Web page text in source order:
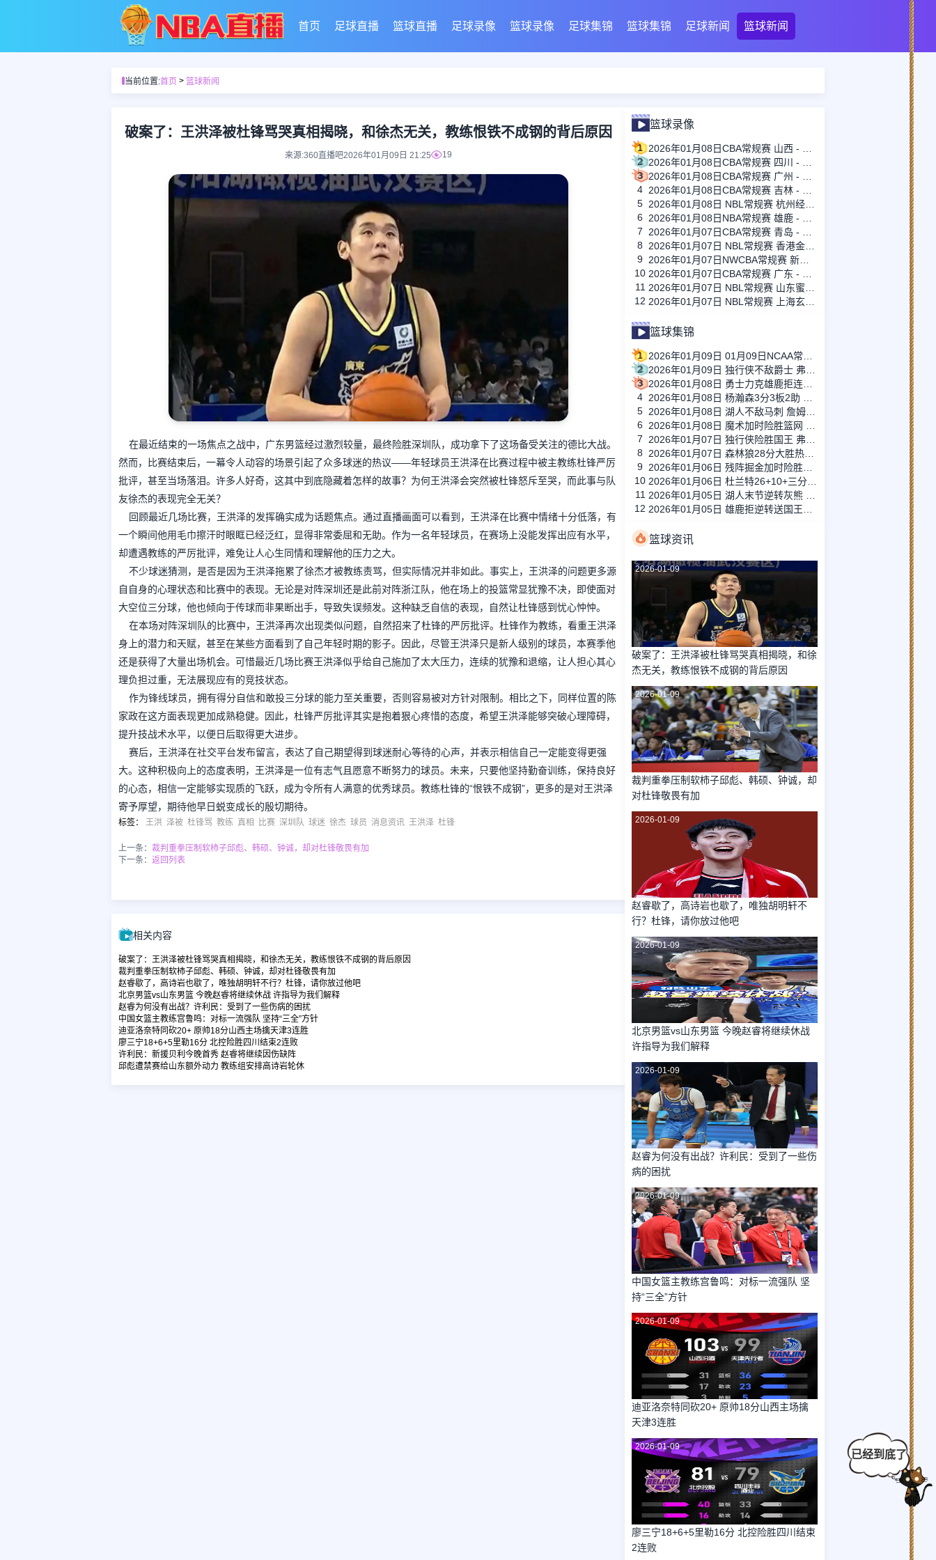
首页 足球直播 篮球直播 足球录像 篮球录像 足球集锦 篮球集锦 足球新闻 篮球新闻
当前位置:首页 > 篮球新闻
破案了：王洪泽被杜锋骂哭真相揭晓，和徐杰无关，教练恨铁不成钢的背后原因
来源:360直播吧2026年01月09日 21:25 19
在最近结束的一场焦点之战中，广东男篮经过激烈较量，最终险胜深圳队，成功拿下了这场备受关注的德比大战。
然而，比赛结束后，一幕令人动容的场景引起了众多球迷的热议——年轻球员王洪泽在比赛过程中被主教练杜锋严厉
批评，甚至当场落泪。许多人好奇，这其中到底隐藏着怎样的故事？为何王洪泽会突然被杜锋怒斥至哭，而此事与队
友徐杰的表现完全无关？
回顾最近几场比赛，王洪泽的发挥确实成为话题焦点。通过直播画面可以看到，王洪泽在比赛中情绪十分低落，有
一个瞬间他用毛巾擦汗时眼眶已经泛红，显得非常委屈和无助。作为一名年轻球员，在赛场上没能发挥出应有水平，
却遭遇教练的严厉批评，难免让人心生同情和理解他的压力之大。
不少球迷猜测，是否是因为王洪泽拖累了徐杰才被教练责骂，但实际情况并非如此。事实上，王洪泽的问题更多源
自自身的心理状态和比赛中的表现。无论是对阵深圳还是此前对阵浙江队，他在场上的投篮常显犹豫不决，即使面对
大空位三分球，他也倾向于传球而非果断出手，导致失误频发。这种缺乏自信的表现，自然让杜锋感到忧心忡忡。
在本场对阵深圳队的比赛中，王洪泽再次出现类似问题，自然招来了杜锋的严厉批评。杜锋作为教练，看重王洪泽
身上的潜力和天赋，甚至在某些方面看到了自己年轻时期的影子。因此，尽管王洪泽只是新人级别的球员，本赛季他
还是获得了大量出场机会。可惜最近几场比赛王洪泽似乎给自己施加了太大压力，连续的犹豫和退缩，让人担心其心
理负担过重，无法展现应有的竞技状态。
作为锋线球员，拥有得分自信和敢投三分球的能力至关重要，否则容易被对方针对限制。相比之下，同样位置的陈
家政在这方面表现更加成熟稳健。因此，杜锋严厉批评其实是抱着狠心疼惜的态度，希望王洪泽能够突破心理障碍，
提升技战术水平，以便日后取得更大进步。
赛后，王洪泽在社交平台发布留言，表达了自己期望得到球迷耐心等待的心声，并表示相信自己一定能变得更强
大。这种积极向上的态度表明，王洪泽是一位有志气且愿意不断努力的球员。未来，只要他坚持勤奋训练，保持良好
的心态，相信一定能够实现质的飞跃，成为令所有人满意的优秀球员。教练杜锋的“恨铁不成钢”，更多的是对王洪泽
寄予厚望，期待他早日蜕变成长的殷切期待。
标签： 王洪 泽被 杜锋骂 教练 真相 比赛 深圳队 球迷 徐杰 球员 消息资讯 王洪泽 杜锋
上一条： 裁判重拳压制软柿子邱彪、韩硕、钟诚，却对杜锋敬畏有加
下一条： 返回列表
相关内容
破案了：王洪泽被杜锋骂哭真相揭晓，和徐杰无关，教练恨铁不成钢的背后原因
裁判重拳压制软柿子邱彪、韩硕、钟诚，却对杜锋敬畏有加
赵睿歇了，高诗岩也歇了，唯独胡明轩不行？杜锋，请你放过他吧
北京男篮vs山东男篮 今晚赵睿将继续休战 许指导为我们解释
赵睿为何没有出战？许利民：受到了一些伤病的困扰
中国女篮主教练宫鲁鸣：对标一流强队 坚持“三全”方针
迪亚洛奈特同砍20+ 原帅18分山西主场擒天津3连胜
廖三宁18+6+5里勒16分 北控险胜四川结束2连败
许利民：新援贝利今晚首秀 赵睿将继续因伤缺阵
邱彪遭禁赛给山东额外动力 教练组安排高诗岩轮休
篮球录像
1
2
3
4
5
6
7
8
9
10
11
12
篮球集锦
1
2
3
4
5
6
7
8
9
10
11
12
篮球资讯
2026-01-09
破案了：王洪泽被杜锋骂哭真相揭晓，和徐
杰无关，教练恨铁不成钢的背后原因
2026-01-09
裁判重拳压制软柿子邱彪、韩硕、钟诚，却
对杜锋敬畏有加
2026-01-09
赵睿歇了，高诗岩也歇了，唯独胡明轩不
行？杜锋，请你放过他吧
2026-01-09
北京男篮vs山东男篮 今晚赵睿将继续休战
许指导为我们解释
2026-01-09
赵睿为何没有出战？许利民：受到了一些伤
病的困扰
2026-01-09
中国女篮主教练宫鲁鸣：对标一流强队 坚
持“三全”方针
2026-01-09
迪亚洛奈特同砍20+ 原帅18分山西主场擒
天津3连胜
2026-01-09
廖三宁18+6+5里勒16分 北控险胜四川结束
2连败